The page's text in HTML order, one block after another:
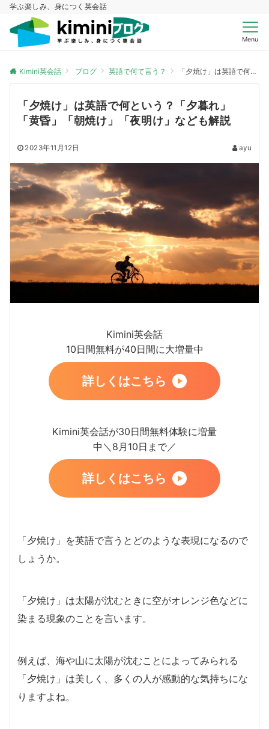
学ぶ楽しみ、身につく英会話
Menu
Kimini英会話 ブログ 英語で何て言う？ 「夕焼け」は英語で何という？「夕暮れ」「黄昏」「朝焼け」「夜明け」なども解説
「夕焼け」は英語で何という？「夕暮れ」
「黄昏」「朝焼け」「夜明け」なども解説
2023年11月12日 ayu
Kimini英会話
10日間無料が40日間に大増量中
詳しくはこちら
Kimini英会話が30日間無料体験に増量
中＼8月10日まで／
詳しくはこちら
「夕焼け」を英語で言うとどのような表現になるので
しょうか。
「夕焼け」は太陽が沈むときに空がオレンジ色などに
染まる現象のことを言います。
例えば、海や山に太陽が沈むことによってみられる
「夕焼け」は美しく、多くの人が感動的な気持ちにな
りますよね。